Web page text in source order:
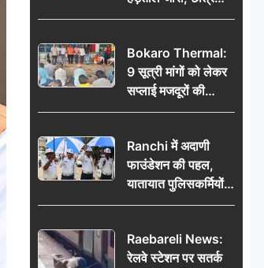
बोले- जांच नहीं तो
Bokaro Thermal:
9 सूत्री मांगों को लेकर
सप्लाई मजदूरों की
हुंकार, 12 अगस्त के
Ranchi में अदाणी
फाउंडेशन की पहल,
यातायात पुलिसकर्मियों
को वितरित किए गए छाते
Raebareli News:
रेलवे स्टेशन पर सतर्क